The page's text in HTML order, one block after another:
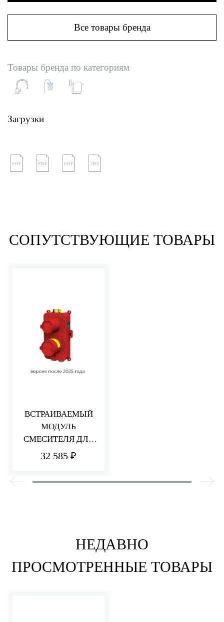
Все товары бренда
Товары бренда по категориям
Загрузки
PDF PDF PDF 3DS
СОПУТСТВУЮЩИЕ ТОВАРЫ
ВСТРАИВАЕМЫЙ
МОДУЛЬ
СМЕСИТЕЛЯ ДЛЯ
ДУША НА 2/3
32 585 ₽
НЕДАВНО
ПРОСМОТРЕННЫЕ ТОВАРЫ